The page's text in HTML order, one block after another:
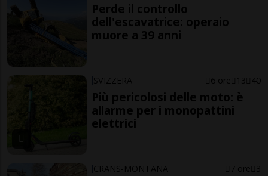
Perde il controllo
dell'escavatrice: operaio
muore a 39 anni
SVIZZERA 6 ore 13 40
Più pericolosi delle moto: è
allarme per i monopattini
elettrici
CRANS-MONTANA 7 ore 3